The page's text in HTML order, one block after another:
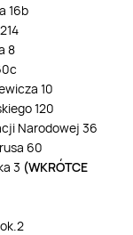
16b
8
10
120
Narodowej 36
60
3 (WKRÓTCE